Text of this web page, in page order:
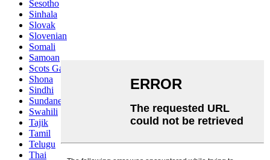
Sesotho
Sinhala
Slovak
Slovenian
Somali
Samoan
Scots Gaelic
Shona
Sindhi
Sundanese
Swahili
Tajik
Tamil
Telugu
Thai